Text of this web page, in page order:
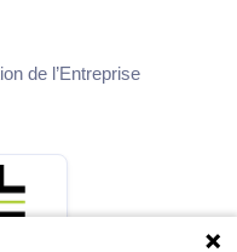
de l’Entreprise